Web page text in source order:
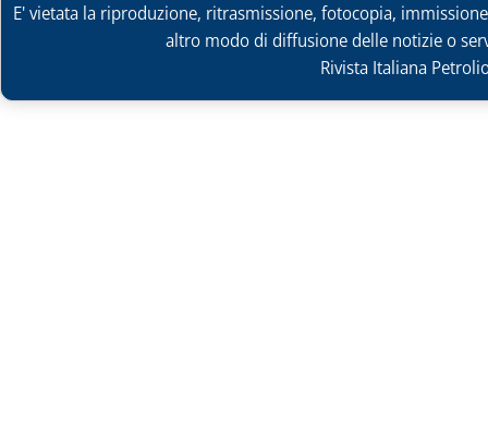
E' vietata la riproduzione, ritrasmissione, fotocopia,
altro modo di diffusione delle notizie o
Rivista Italiana